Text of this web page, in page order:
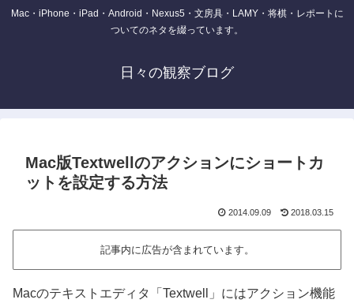
Mac・iPhone・iPad・Android・Nexus5・文房具・LAMY・将棋・レポートに
ついてのネタを綴っています。
日々の観察ブログ
Mac版Textwellのアクションにショートカ
ットを設定する方法
2014.09.09 2018.03.15
記事内に広告が含まれています。
Macのテキストエディタ「Textwell」にはアクション機能